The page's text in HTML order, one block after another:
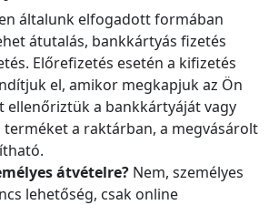
általunk elfogadott formában
átutalás, bankkártyás fizetés
Előrefizetés esetén a kifizetés
el, amikor megkapjuk az Ön
ellenőriztük a bankkártyáját vagy
terméket a raktárban, a megvásárolt
átvételre? Nem, személyes
lehetőség, csak online